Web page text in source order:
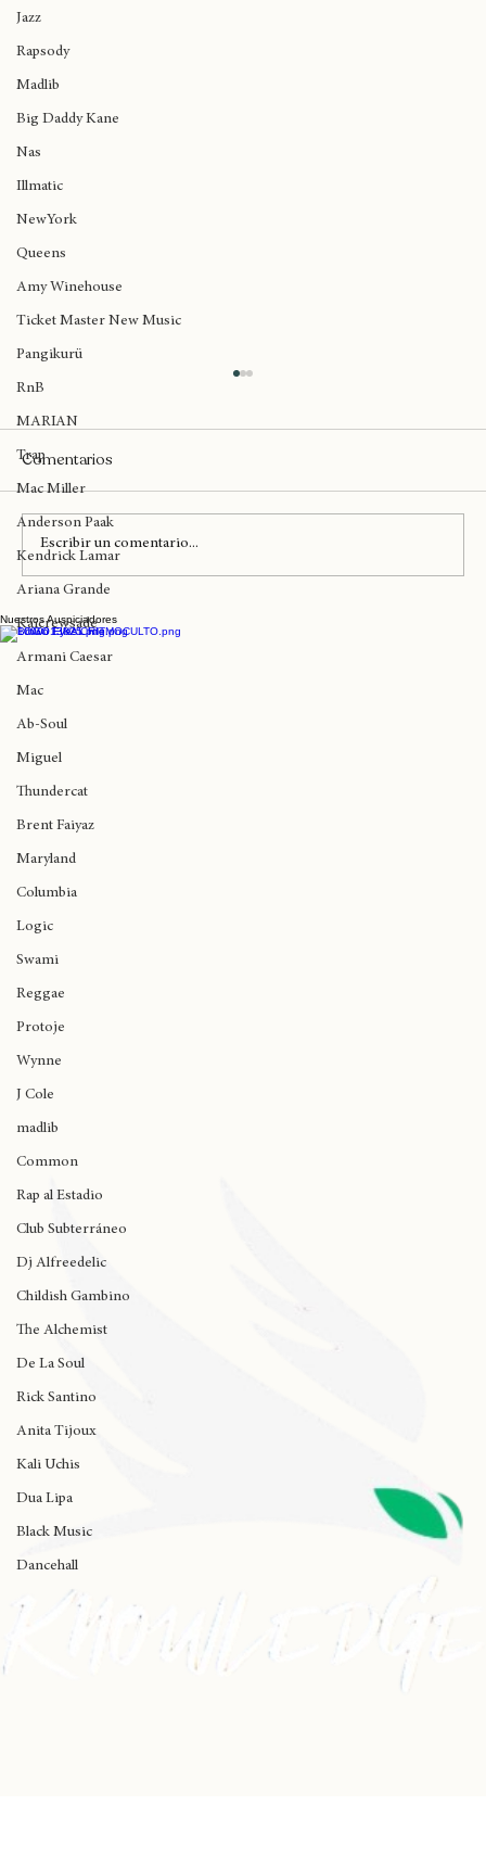
Earl Sweatshirt
Jazz
Rapsody
Madlib
Big Daddy Kane
Nas
Illmatic
NewYork
Queens
Amy Winehouse
Ticket Master New Music
Pangikurü
RnB
MARIAN
Trap
Mac Miller
Anderson Paak
Kendrick Lamar
Ariana Grande
Kaicrewsade
Armani Caesar
Mac
Ab-Soul
Miguel
Thundercat
Brent Faiyaz
Maryland
Columbia
Logic
Swami
Reggae
Protoje
Wynne
J Cole
madlib
Common
Rap al Estadio
Club Subterráneo
Dj Alfreedelic
Childish Gambino
The Alchemist
De La Soul
Rick Santino
Anita Tijoux
Kali Uchis
Dua Lipa
Black Music
Dancehall
Teatro Coliseo recibe hoy a Anita Tijoux y
Comentarios
Nuestros Auspiciadores